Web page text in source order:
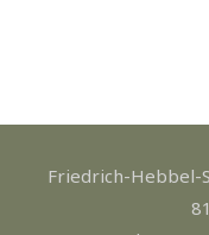
Friedrich-Hebbel-